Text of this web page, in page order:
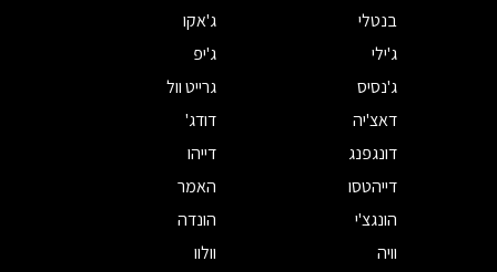
בנטלי
ג'אקו
ג'ילי
ג'יפ
ג'נסיס
גרייט וול
דאצ'יה
דודג'
דונגפנג
דייהו
דייהטסו
האמר
הונגצ'י
הונדה
וויה
וולוו